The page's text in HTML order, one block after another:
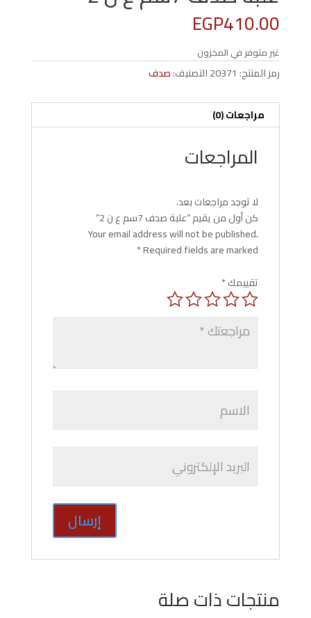
EGP410.00
غير متوفر في المخزون
رمز المنتج: 20371التصنيف:صدف
مراجعات (0)
المراجعات
لا توجد مراجعات بعد.
كن أول من يقيم “علبة صدف 7سم ع ن 2”
Your email address will not be published.
Required fields are marked
*
تقييمك*
منتجات ذات صلة